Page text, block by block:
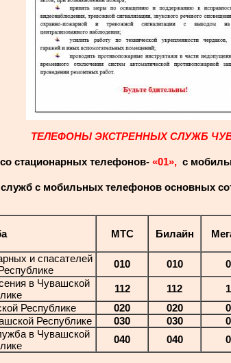
ТЕЛЕФОНЫ ЭКСТРЕННЫХ СЛУЖБ
со стационарных телефонов-«01», с
с мобильных телефонов основных
МТС Билайн
и спасателей
010 010
в Чувашской
112 112
Республике
020 020
Республике
030 030
в Чувашской
040 040